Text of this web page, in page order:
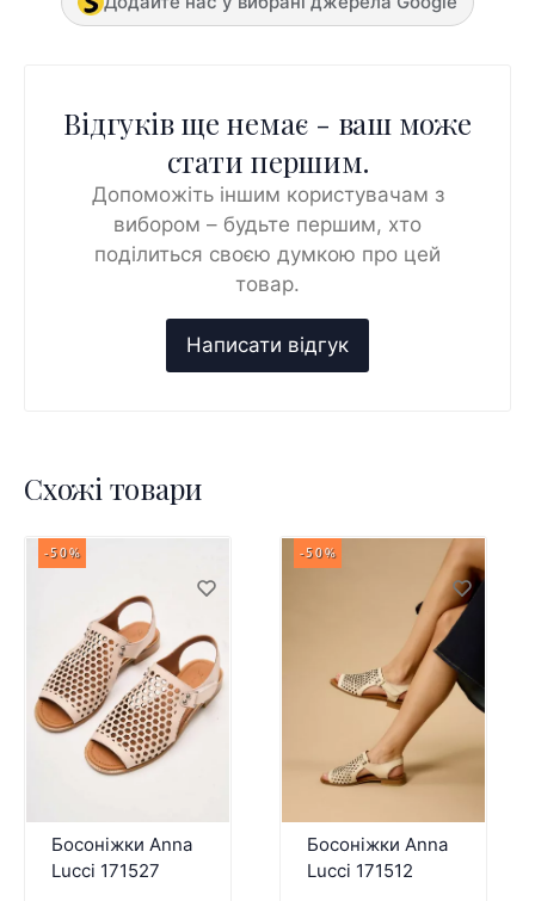
Відгуків ще немає - ваш може
стати першим.
Допоможіть іншим користувачам з
вибором – будьте першим, хто
поділиться своєю думкою про цей
товар.
Схожі товари
-50%
Босоніжки Anna
Lucci 171527
-50%
Босоніжки Anna
Lucci 171512